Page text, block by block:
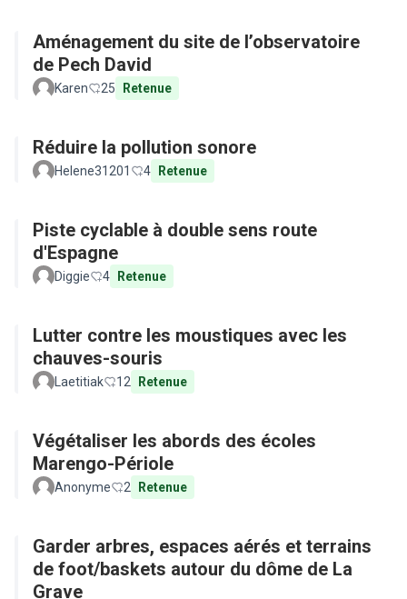
Aménagement du site de l’observatoire
de Pech David
Karen 25 Retenue
Réduire la pollution sonore
Helene31201 4 Retenue
Piste cyclable à double sens route
d'Espagne
Diggie 4 Retenue
Lutter contre les moustiques avec les
chauves-souris
Laetitiak 12 Retenue
Végétaliser les abords des écoles
Marengo-Périole
Anonyme 2 Retenue
Garder arbres, espaces aérés et terrains
de foot/baskets autour du dôme de La
Grave